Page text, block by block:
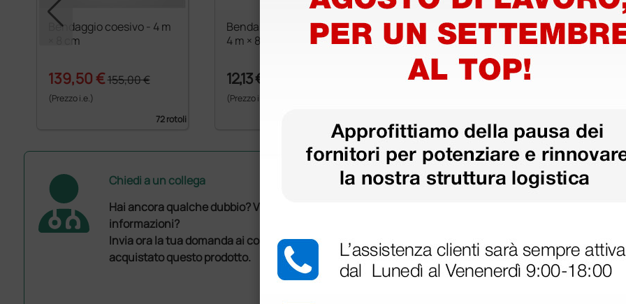
Bendaggio coesivo - 4 m
× 8 cm
139,50 €155,00 €
(Prezzo i.e.)
72 rotoli
Benda elastica coesiva -
4 m × 8 cm - verde
12,13 €
(Prezzo i.e.)
Benda elastica coesiva -
4 m × 8 cm - blu
12,13 €
Benda
4 m × 8
Chiedi a un collega
Hai ancora qualche dubbio? Vuoi ulteriori
informazioni?
Invia ora la tua domanda ai colleghi che hanno già
acquistato questo prodotto.